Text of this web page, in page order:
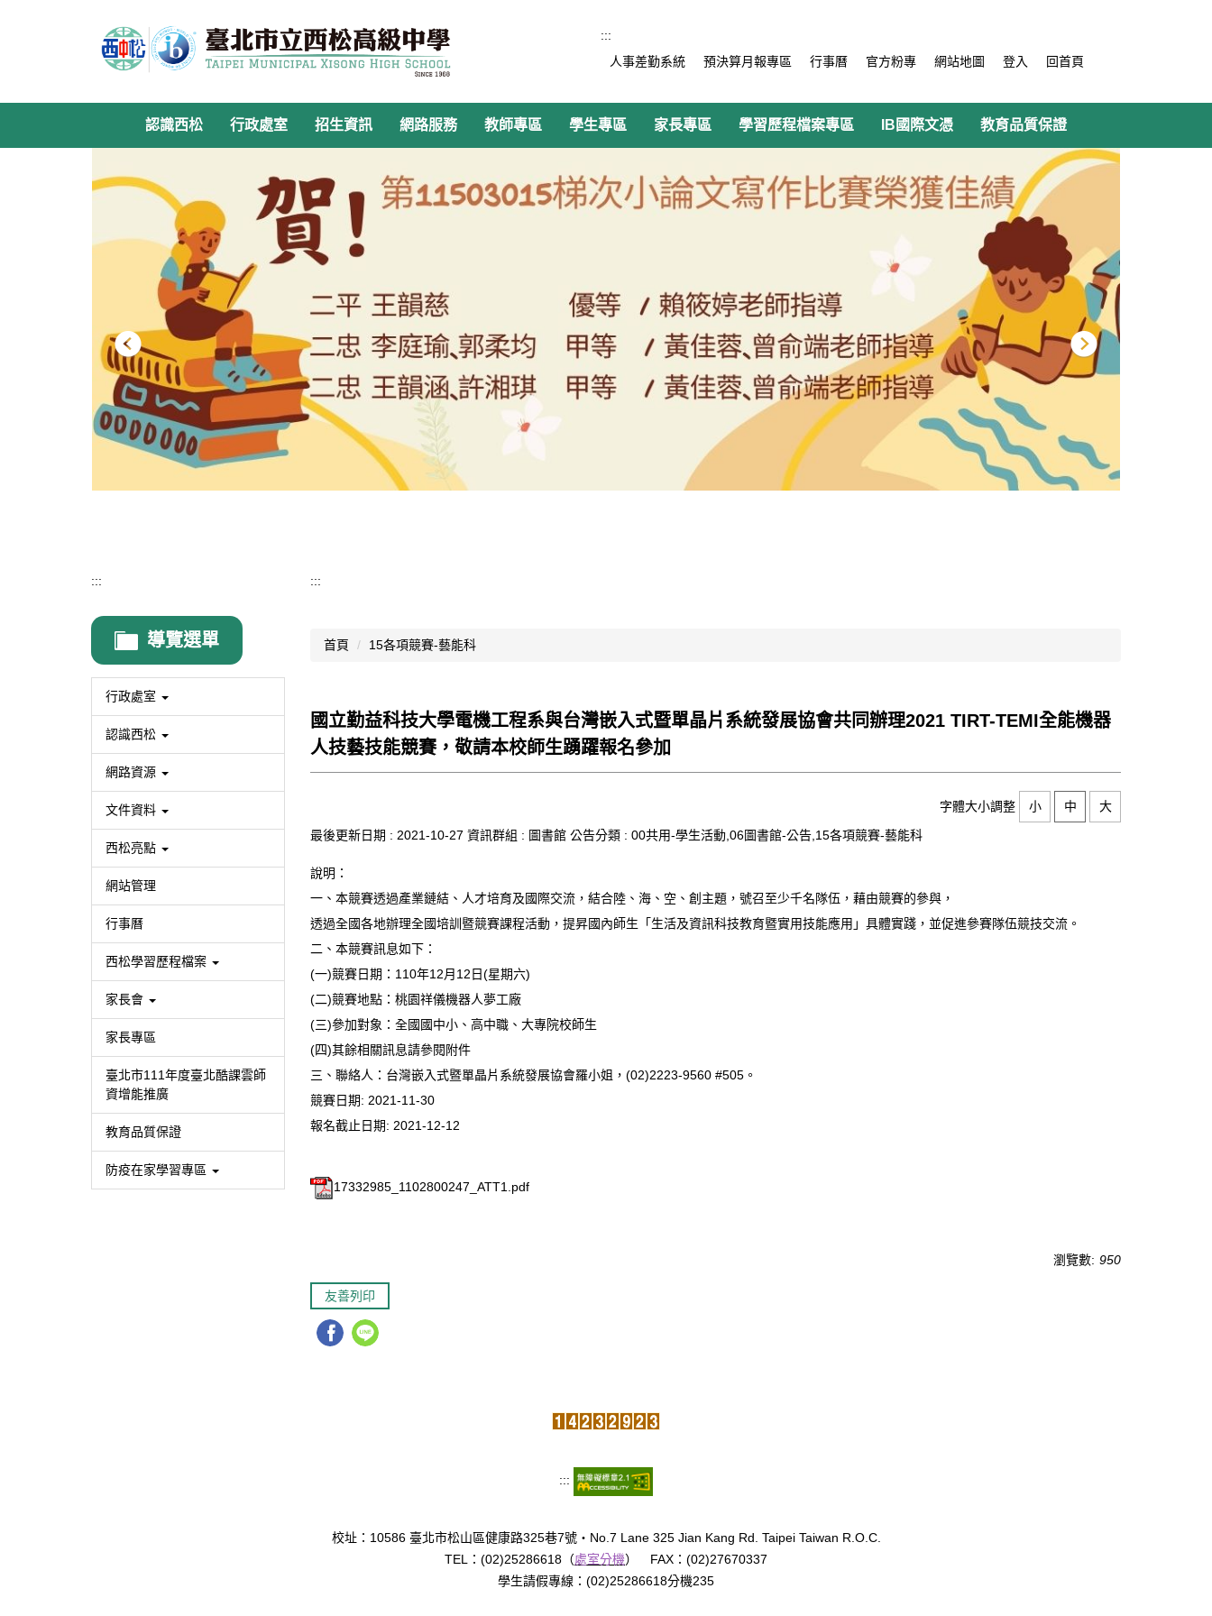
容
:::
人事差勤系統
預決算月報專區 行事曆 官方粉專 網站地圖 登入 回首頁
認識西松 行政處室 招生資訊 網路服務 教師專區 學生專區 家長專區 學習歷程檔案專區 IB國際文憑 教育品質保證
:::
導覽選單
行政處室
認識西松
網路資源
文件資料
西松亮點
網站管理
行事曆
西松學習歷程檔案
家長會
家長專區
臺北市111年度臺北酷課雲師
資增能推廣
教育品質保證
防疫在家學習專區
:::
首頁 15各項競賽-藝能科
國立勤益科技大學電機工程系與台灣嵌入式暨單晶片系統發展協會共同辦理2021 TIRT-TEMI全能機器
人技藝技能競賽，敬請本校師生踴躍報名參加
字體大小調整 小 中
大
最後更新日期 : 2021-10-27 資訊群組 : 圖書館 公告分類 : 00共用-學生活動,06圖書館-公告,15各項競賽-藝能科
說明：
一、本競賽透過產業鏈結、人才培育及國際交流，結合陸、海、空、創主題，號召至少千名隊伍，藉由競賽的參與，
透過全國各地辦理全國培訓暨競賽課程活動，提昇國內師生「生活及資訊科技教育暨實用技能應用」具體實踐，並促進參賽隊伍競技交流。
二、本競賽訊息如下：
(一)競賽日期：110年12月12日(星期六)
(二)競賽地點：桃園祥儀機器人夢工廠
(三)參加對象：全國國中小、高中職、大專院校師生
(四)其餘相關訊息請參閱附件
三、聯絡人：台灣嵌入式暨單晶片系統發展協會羅小姐，(02)2223-9560 #505。
競賽日期: 2021-11-30
報名截止日期: 2021-12-12
17332985_1102800247_ATT1.pdf
瀏覽數: 950
友善列印
:::
校址：10586 臺北市松山區健康路325巷7號‧No.7 Lane 325 Jian Kang Rd. Taipei Taiwan R.O.C.
TEL：(02)25286618（處室分機） FAX：(02)27670337
學生請假專線：(02)25286618分機235